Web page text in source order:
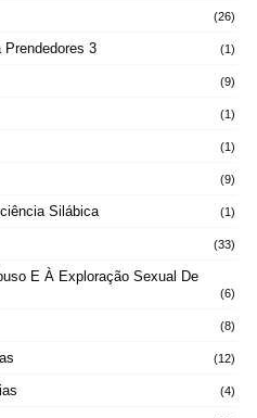
(26)
3 (1)
(9)
(1)
(1)
(9)
Silábica (1)
(33)
E À Exploração Sexual De
(6)
(8)
(12)
(4)